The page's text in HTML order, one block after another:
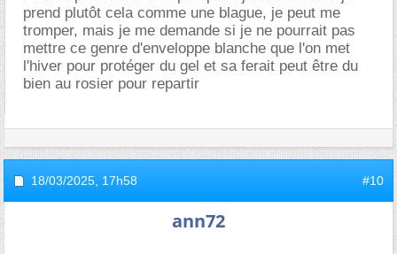
prend plutôt cela comme une blague, je peut me
tromper, mais je me demande si je ne pourrait pas
mettre ce genre d'enveloppe blanche que l'on met
l'hiver pour protéger du gel et sa ferait peut être du
bien au rosier pour repartir
18/03/2025, 17h58 #10
ann72